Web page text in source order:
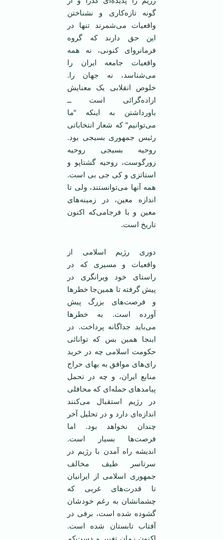
گونه تازه‌کاری و نشناختن
واقعيات می‌شمرند تنها در
اين حق دارند که گروه
فرمانروای کنونی، نه همه
واقعيات جامعه ايران را
می‌شناسد، نه جهان را.
خلوص انقلابی يک معنايش
اراده‌گرائی است ــ
باورداشتن به اينکه “ما
می‌توانيم“ که شعار انتخاباتی
رئيس جمهوری بسيجی بود.
روحيه بسيجی روحيه
زورگوست، روحيه گشتاپو و
استاتزی و کی جی بی است.
همه آنها می‌توانستند، ولی تا
اندازه معين، در زمينه‌های
معين و با فرجامی‌که اکنون
تاريخ است.
دوری رژيم اسلامی ‌از
واقعيات و مسيری که در
راستای خود ويرانگری در
پيش گرفته تا همين‌جا خطر‌ها
و فرصت‌های بزرگ پيش
آورده است. به خطر‌ها
می‌بايد جداگانه پرداخت. در
اينجا همين بس که توانائی
حکومت اسلامی‌ چه در خريد
رای‌های موافق به بهای حراج
منابع ايران، و چه در تحمل
پيامد‌های حمله‌ای که محافلی
در رژيم استقبال می‌کنند
اندازه‌ای دارد و در تحليل آخر
چندان نخواهد بود. اما
فرصت‌ها بسيار است.
انديشه راه آمدن با رژيم در
سرتاسر طيف مخالف
جمهوری اسلامی‌ از ايرانيان
تا قدرت‌های غربی که
چشمانشان به رغم خودشان
گشوده شده است، برفی در
آفتاب تابستان شده است.
اکنون زمان تغيير و دست‌کم